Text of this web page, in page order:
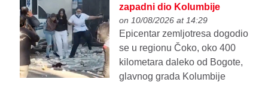
zapadni dio Kolumbije
on 10/08/2026 at 14:29
Epicentar zemljotresa dogodio
se u regionu Čoko, oko 400
kilometara daleko od Bogote,
glavnog grada Kolumbije